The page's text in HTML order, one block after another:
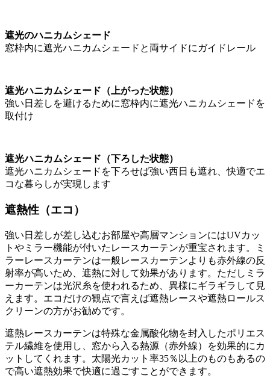
遮光のハニカムシェード
窓枠内に遮光ハニカムシェードと両サイドにガイドレール
遮光ハニカムシェード（上がった状態）
強い日差しを避けるために窓枠内に遮光ハニカムシェードを
取付け
遮光ハニカムシェード（下ろした状態）
遮光ハニカムシェードを下ろせば強い西日も遮れ、快適でエ
コな暮らしが実現します
遮熱性（エコ）
強い日差しが差し込むお部屋や高層マンションにはUVカッ
トやミラー機能が付いたレースカーテンが重宝されます。ミ
ラーレースカーテンは一般レースカーテンよりも赤外線の反
射率が高いため、遮熱に対して効果があります。ただしミラ
ーカーテンは光沢糸を使われるため、異様にギラギラして見
えます。エコだけの観点で言えば遮熱レースや遮熱ロールス
クリーンの方がお勧めです。
遮熱レースカーテンは特殊な金属酸化物を封入したポリエス
テル繊維を使用し、窓から入る熱源（赤外線）を効果的にカ
ットしてくれます。太陽光カット率35％以上のものもあるの
で高い遮熱効果で快適に過ごすことができます。